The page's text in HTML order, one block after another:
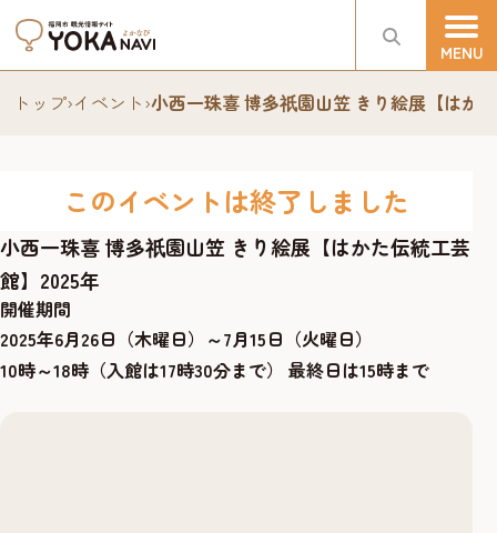
トップ›イベント›小西一珠喜 博多祇園山笠 きり絵展【はか
このイベントは終了しました
小西一珠喜 博多祇園山笠 きり絵展【はかた伝統工芸
館】2025年
開催期間
2025年6月26日（木曜日）～7月15日（火曜日）
10時～18時（入館は17時30分まで） 最終日は15時まで